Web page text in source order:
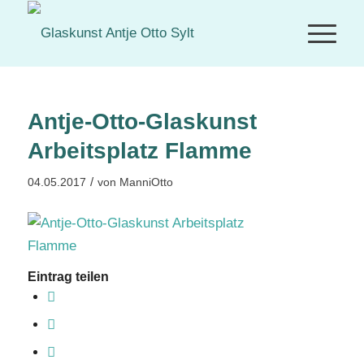
Antje-Otto-Glaskunst
Arbeitsplatz Flamme
04.05.2017 / von ManniOtto
Eintrag teilen